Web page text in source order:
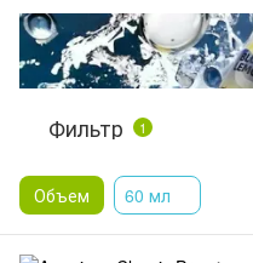
Фильтр 1
Объем 60 мл